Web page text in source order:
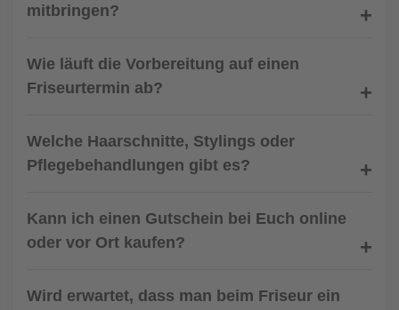
mitbringen?
Wie läuft die Vorbereitung auf einen
Friseurtermin ab?
Welche Haarschnitte, Stylings oder
Pflegebehandlungen gibt es?
Kann ich einen Gutschein bei Euch online
oder vor Ort kaufen?
Wird erwartet, dass man beim Friseur ein